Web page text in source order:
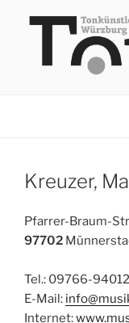
Inhalt
Kreuzer,
Pfarrer-Braum-
97702
Tel.: 09766-
E-Mail:
Internet: